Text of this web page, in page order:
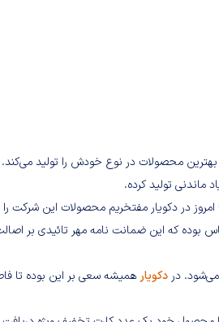
محصولات در نوع خودش را تولید
ماندنی تولید کرده.
در دکویار مفتخریم محصولات این شرکت را
های بارز این محصولات 2 سال ضمانت تمامی اجناس بوده که این ضمانت نامه مهر تائیدی بر
می‌شود. در دکویار همیشه سعی بر این بوده تا